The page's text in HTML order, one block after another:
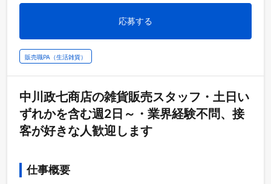
応募する
販売職PA（生活雑貨）
中川政七商店の雑貨販売スタッフ・土日い
ずれかを含む週2日～・業界経験不問、接
客が好きな人歓迎します
仕事概要